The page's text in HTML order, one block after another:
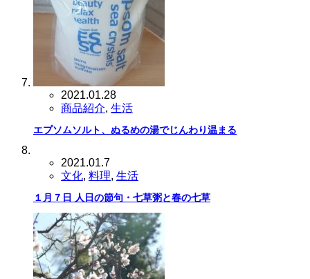
2021.01.28
商品紹介, 生活
エプソムソルト、ぬるめの湯でじんわり温まる
2021.01.7
文化, 料理, 生活
１月７日 人日の節句・七草粥と春の七草